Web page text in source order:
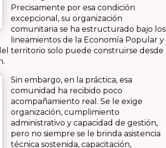
Precisamente por esa condición
excepcional, su organización
comunitaria se ha estructurado bajo los
lineamientos de la Economía Popular y
territorio solo puede construirse desde
Sin embargo, en la práctica, esa
comunidad ha recibido poco
acompañamiento real. Se le exige
organización, cumplimiento
administrativo y capacidad de gestión,
pero no siempre se le brinda asistencia
técnica sostenida, capacitación,